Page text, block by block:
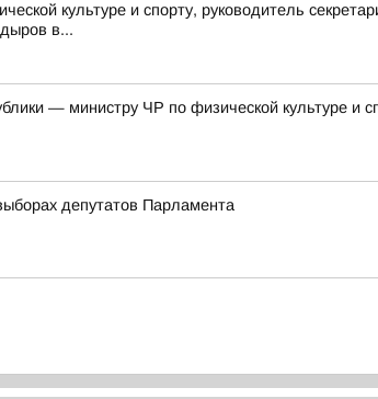
культуре и спорту, руководитель
в...
— министру ЧР по физической культуре и
депутатов Парламента